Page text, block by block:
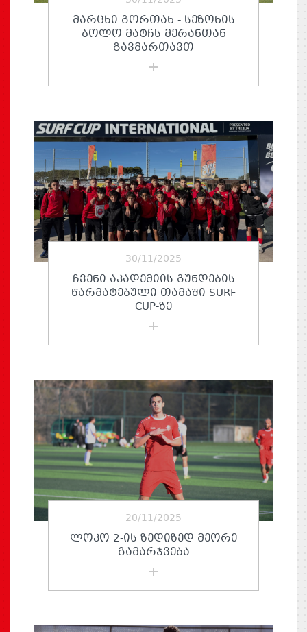
ᲛᲐᲠᲪᲮᲘ ᲒᲝᲠᲗᲐᲜ - ᲡᲔᲖᲝᲜᲘᲡ
ᲑᲝᲚᲝ ᲛᲐᲢᲩᲡ ᲛᲔᲠᲐᲜᲗᲐᲜ
ᲒᲐᲕᲛᲐᲠᲗᲐᲕᲗ
30/11/2025
ᲩᲕᲔᲜᲘ ᲐᲙᲐᲓᲔᲛᲘᲘᲡ ᲒᲣᲜᲓᲔᲑᲘᲡ
ᲬᲐᲠᲛᲐᲢᲔᲑᲣᲚᲘ ᲗᲐᲛᲐᲨᲘ SURF
CUP-ᲖᲔ
20/11/2025
ᲚᲝᲙᲝ 2-ᲘᲡ ᲖᲔᲓᲘᲖᲔᲓ ᲛᲔᲝᲠᲔ
ᲒᲐᲛᲐᲠᲯᲕᲔᲑᲐ